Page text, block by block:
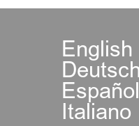
English
Italiano